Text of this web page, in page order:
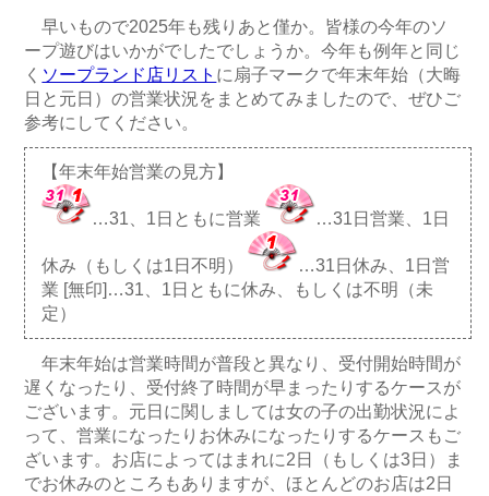
早いもので2025年も残りあと僅か。皆様の今年のソ
ープ遊びはいかがでしたでしょうか。今年も例年と同じ
く ソープランド店リスト に扇子マークで年末年始（大晦
日と元日）の営業状況をまとめてみましたので、ぜひご
参考にしてください。
【年末年始営業の見方】
…31、1日ともに営業 …31日営業、1日
休み（もしくは1日不明）
…31日休み、1日営
業 [無印]…31、1日ともに休み、もしくは不明（未
定）
年末年始は営業時間が普段と異なり、受付開始時間が
遅くなったり、受付終了時間が早まったりするケースが
ございます。元日に関しましては女の子の出勤状況によ
って、営業になったりお休みになったりするケースもご
ざいます。お店によってはまれに2日（もしくは3日）ま
でお休みのところもありますが、ほとんどのお店は2日